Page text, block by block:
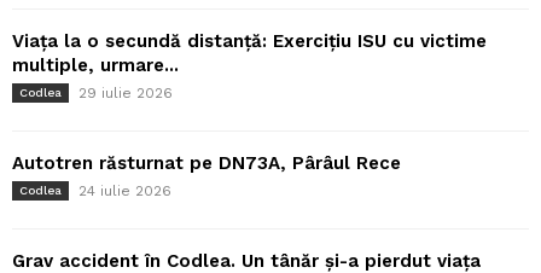
Viața la o secundă distanță: Exercițiu ISU cu victime
multiple, urmare...
Codlea 29 iulie 2026
Autotren răsturnat pe DN73A, Pârâul Rece
Codlea 24 iulie 2026
Grav accident în Codlea. Un tânăr și-a pierdut viața